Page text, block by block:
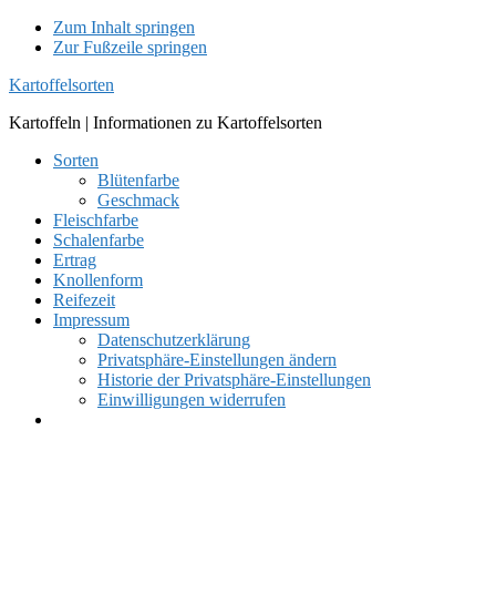
Zum Inhalt springen
Zur Fußzeile springen
Kartoffelsorten
Kartoffeln | Informationen zu Kartoffelsorten
Sorten
Blütenfarbe
Geschmack
Fleischfarbe
Schalenfarbe
Ertrag
Knollenform
Reifezeit
Impressum
Datenschutzerklärung
Privatsphäre-Einstellungen ändern
Historie der Privatsphäre-Einstellungen
Einwilligungen widerrufen